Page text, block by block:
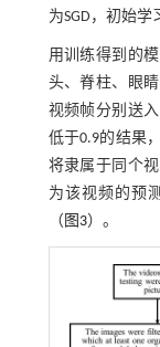
为SGD，初始学
用训练得到的
头、脊柱、眼
视频帧分别送
低于0.9的结果
将隶属于同个
为该视频的预
（ 图3）。